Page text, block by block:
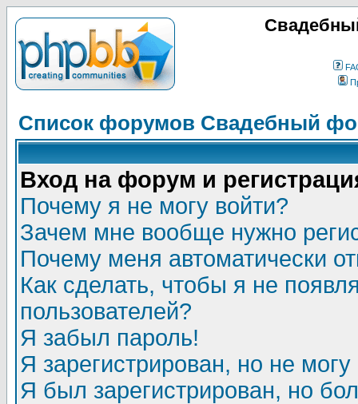
Список форумов Свадебный
Вход на форум и
Почему я не могу войти?
Зачем мне вообще нужно
Почему меня автоматически
Как сделать, чтобы я не
пользователей?
Я забыл пароль!
Я зарегистрирован, но не могу
Я был зарегистрирован, но